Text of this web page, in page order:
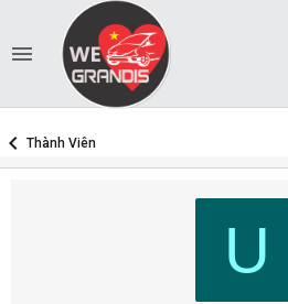
Thành Viên
U